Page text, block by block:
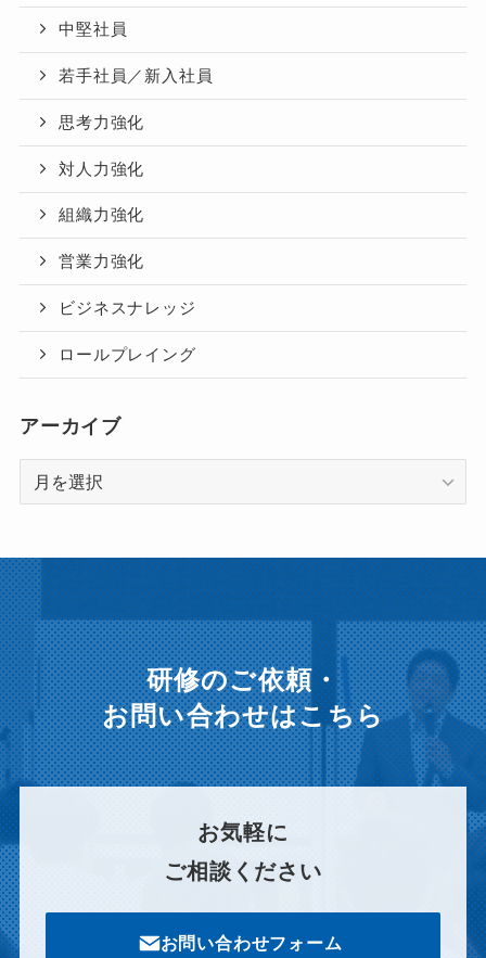
中堅社員
若手社員／新入社員
思考力強化
対人力強化
組織力強化
営業力強化
ビジネスナレッジ
ロールプレイング
アーカイブ
ー
イ
ブ
研修のご依頼・
お問い合わせはこちら
お気軽に
ご相談ください
お問い合わせフォーム